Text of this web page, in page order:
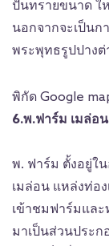
ปั้นทรายขนาด ใ
นอกจากจะเป็นก
พระพุทธรูปปางต่
พิกัด Google
6.พ.ฟาร์ม เมล่อน
พ. ฟาร์ม ตั้งอยู่ใ
เมล่อน แหล่งท่อง
เข้าชมฟาร์มแล
มาเป็นส่วนประก